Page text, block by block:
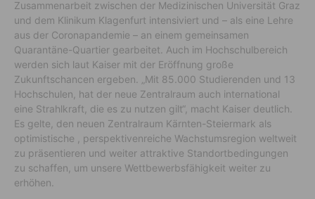
Zusammenarbeit zwischen der Medizinischen Universität Graz
und dem Klinikum Klagenfurt intensiviert und – als eine Lehre
aus der Coronapandemie – an einem gemeinsamen
Quarantäne-Quartier gearbeitet. Auch im Hochschulbereich
werden sich laut Kaiser mit der Eröffnung große
Zukunftschancen ergeben. „Mit 85.000 Studierenden und 13
Hochschulen, hat der neue Zentralraum auch international
eine Strahlkraft, die es zu nutzen gilt“, macht Kaiser deutlich.
Es gelte, den neuen Zentralraum Kärnten-Steiermark als
optimistische , perspektivenreiche Wachstumsregion weltweit
zu präsentieren und weiter attraktive Standortbedingungen
zu schaffen, um unsere Wettbewerbsfähigkeit weiter zu
erhöhen.